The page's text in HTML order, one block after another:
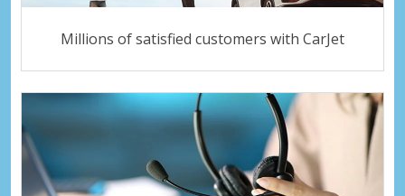
Millions of satisfied customers with CarJet